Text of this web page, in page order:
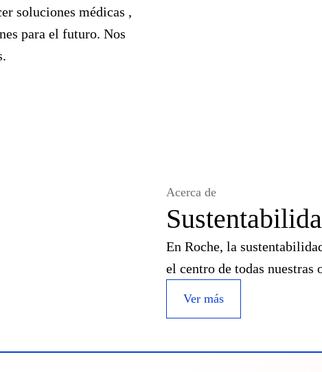
soluciones médicas ,
para el futuro. Nos
Acerca de
En Roche, la
el centro de todas nuestras
Ver más